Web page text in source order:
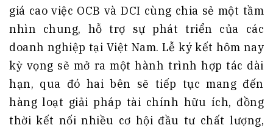
giá cao việc OCB và DCI cùng chia sẻ một tầm
nhìn chung, hỗ trợ sự phát triển của các
doanh nghiệp tại Việt Nam. Lễ ký kết hôm nay
kỳ vọng sẽ mở ra một hành trình hợp tác dài
hạn, qua đó hai bên sẽ tiếp tục mang đến
hàng loạt giải pháp tài chính hữu ích, đồng
thời kết nối nhiều cơ hội đầu tư chất lượng,